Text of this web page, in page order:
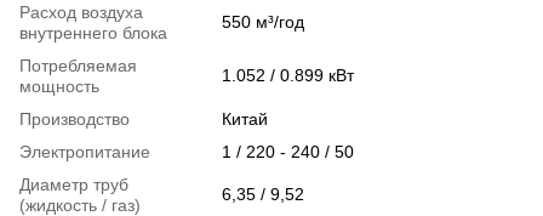
Расход воздуха
внутреннего блока
550 м³/год
Потребляемая
мощность
1.052 / 0.899 кВт
Производство
Китай
Электропитание
1 / 220 - 240 / 50
Диаметр труб
(жидкость / газ)
6,35 / 9,52